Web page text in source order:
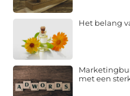
Het belang
met een